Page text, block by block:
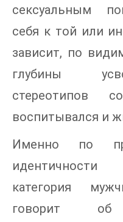
сексуальным
себя к той или
зависит, по
глубины
стереотипов
воспитывался и
Именно по
идентичности
категория
говорит